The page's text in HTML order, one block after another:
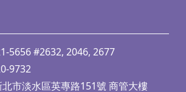
5656 #2632, 2046, 2677
9732
市淡水區英專路151號 商管大樓